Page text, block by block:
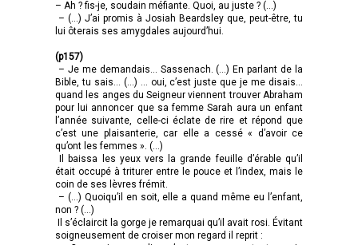
– Ah ? fis-je, soudain méfiante. Quoi, au juste ? (…)
– (…) J’ai promis à Josiah Beardsley que, peut-être, tu
lui ôterais ses amygdales aujourd’hui.
(p157)
– Je me demandais… Sassenach. (…) En parlant de la
Bible, tu sais… (…) … oui, c’est juste que je me disais…
quand les anges du Seigneur viennent trouver Abraham
pour lui annoncer que sa femme Sarah aura un enfant
l’année suivante, celle-ci éclate de rire et répond que
c’est une plaisanterie, car elle a cessé « d’avoir ce
qu’ont les femmes ». (…)
Il baissa les yeux vers la grande feuille d’érable qu’il
était occupé à triturer entre le pouce et l’index, mais le
coin de ses lèvres frémit.
– (…) Quoiqu’il en soit, elle a quand même eu l’enfant,
non ? (…)
Il s’éclaircit la gorge je remarquai qu’il avait rosi. Évitant
soigneusement de croiser mon regard il reprit :